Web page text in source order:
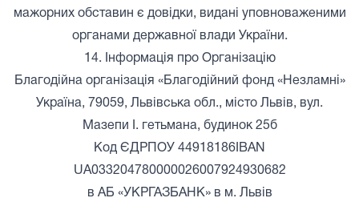
мажорних обставин є довідки, видані уповноваженими
органами державної влади України.
14. Інформація про Організацію
Благодійна організація «Благодійний фонд «Незламні»
Україна, 79059, Львівська обл., місто Львів, вул.
Мазепи І. гетьмана, будинок 25б
Код ЄДРПОУ 44918186IBAN
UA033204780000026007924930682
в АБ «УКРГАЗБАНК» в м. Львів